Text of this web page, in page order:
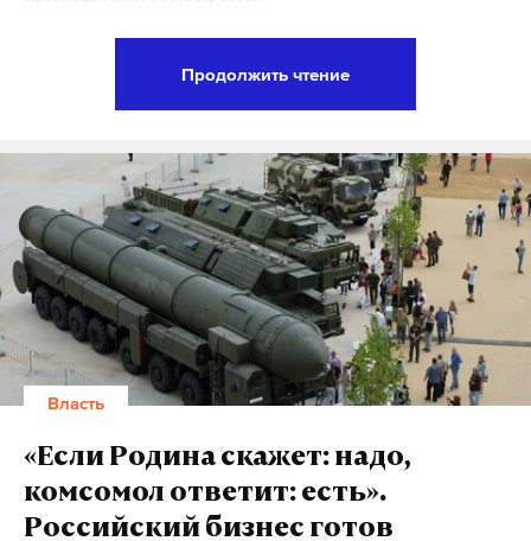
Москве, где сделала ряд резонансных заявлений.
Одно из них звучало следующим образом.
«С точки зрения международного права, Крым —
украинский… Мы нарушили наше слово, мы
нарушили Будапештский меморандум 1994 года.
Мы дали обещание, и мы это обещание не
выполнили», — сказала телеведущая, тем самым
вызвав впоследствии шквал критики в свой
адрес. Реакция общественности не заставила себя
долго ждать.
Продолжить чтение
Власть
«Если Родина скажет: надо,
комсомол ответит: есть».
Российский бизнес готов